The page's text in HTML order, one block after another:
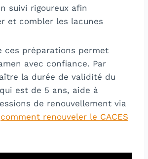
suivi rigoureux afin
et combler les lacunes
ces préparations permet
avec confiance. Par
la durée de validité du
qui est de 5 ans, aide à
de renouvellement via
comment renouveler le CACES